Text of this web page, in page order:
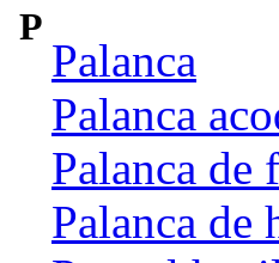
P
Palanca
Palanca
Palanca de
Palanca de